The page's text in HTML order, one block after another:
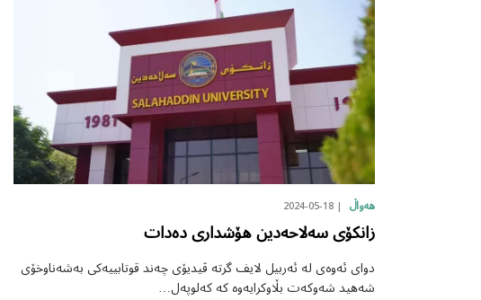
هەواڵ 2024-05-18
زانکۆی سەلاحەدین هۆشداری دەدات
دوای ئەوەی لە ئەربیل لایف گرتە ڤیدیۆی چەند قوتابییەکی بەشەناوخۆی
شەهید شەوکەت بڵاوکرایەوە کە کەلوپەل…